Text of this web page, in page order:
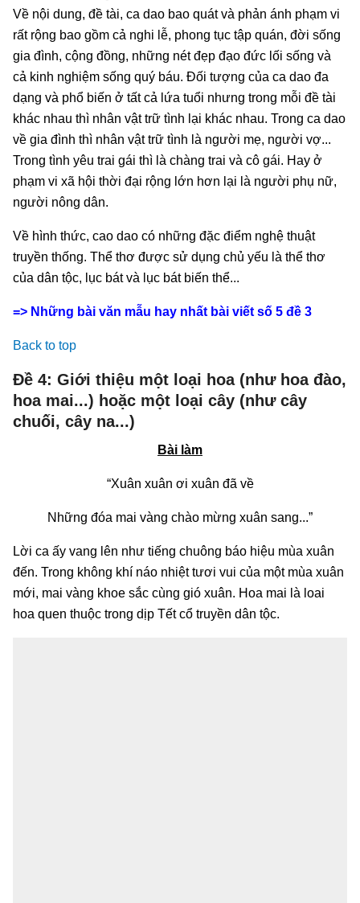
Về nội dung, đề tài, ca dao bao quát và phản ánh phạm vi
rất rộng bao gồm cả nghi lễ, phong tục tập quán, đời sống
gia đình, cộng đồng, những nét đẹp đạo đức lối sống và
cả kinh nghiệm sống quý báu. Đối tượng của ca dao đa
dạng và phổ biến ở tất cả lứa tuổi nhưng trong mỗi đề tài
khác nhau thì nhân vật trữ tình lại khác nhau. Trong ca dao
về gia đình thì nhân vật trữ tình là người mẹ, người vợ...
Trong tình yêu trai gái thì là chàng trai và cô gái. Hay ở
phạm vi xã hội thời đại rộng lớn hơn lại là người phụ nữ,
người nông dân.
Về hình thức, cao dao có những đặc điểm nghệ thuật
truyền thống. Thể thơ được sử dụng chủ yếu là thể thơ
của dân tộc, lục bát và lục bát biến thể...
=> Những bài văn mẫu hay nhất bài viết số 5 đề 3
Back to top
Đề 4: Giới thiệu một loại hoa (như hoa đào,
hoa mai...) hoặc một loại cây (như cây
chuối, cây na...)
Bài làm
“Xuân xuân ơi xuân đã về
Những đóa mai vàng chào mừng xuân sang...”
Lời ca ấy vang lên như tiếng chuông báo hiệu mùa xuân
đến. Trong không khí náo nhiệt tươi vui của một mùa xuân
mới, mai vàng khoe sắc cùng gió xuân. Hoa mai là loai
hoa quen thuộc trong dịp Tết cổ truyền dân tộc.